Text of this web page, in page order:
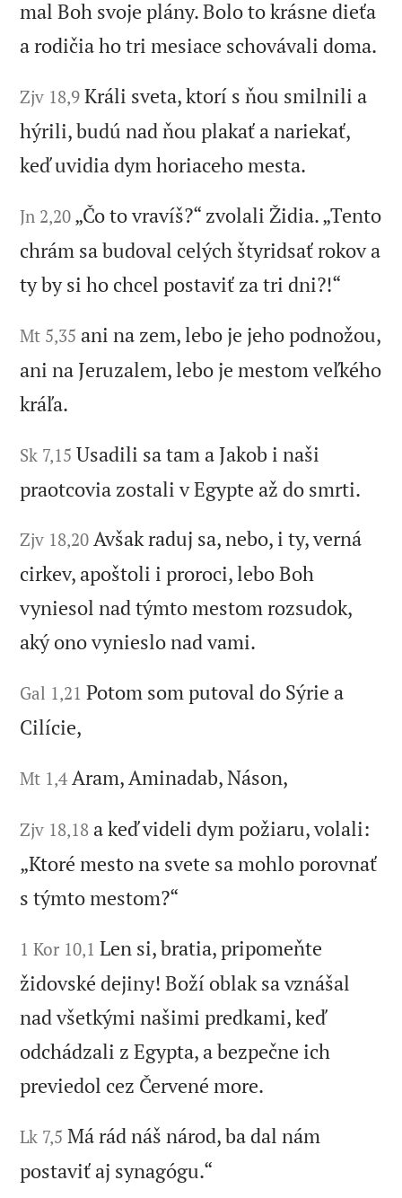
mal Boh svoje plány. Bolo to krásne dieťa
a rodičia ho tri mesiace schovávali doma.
Zjv 18,9 Králi sveta, ktorí s ňou smilnili a
hýrili, budú nad ňou plakať a nariekať,
keď uvidia dym horiaceho mesta.
Jn 2,20 „Čo to vravíš?“ zvolali Židia. „Tento
chrám sa budoval celých štyridsať rokov a
ty by si ho chcel postaviť za tri dni?!“
Mt 5,35 ani na zem, lebo je jeho podnožou,
ani na Jeruzalem, lebo je mestom veľkého
kráľa.
Sk 7,15 Usadili sa tam a Jakob i naši
praotcovia zostali v Egypte až do smrti.
Zjv 18,20 Avšak raduj sa, nebo, i ty, verná
cirkev, apoštoli i proroci, lebo Boh
vyniesol nad týmto mestom rozsudok,
aký ono vynieslo nad vami.
Gal 1,21 Potom som putoval do Sýrie a
Cilície,
Mt 1,4 Aram, Aminadab, Náson,
Zjv 18,18 a keď videli dym požiaru, volali:
„Ktoré mesto na svete sa mohlo porovnať
s týmto mestom?“
1 Kor 10,1 Len si, bratia, pripomeňte
židovské dejiny! Boží oblak sa vznášal
nad všetkými našimi predkami, keď
odchádzali z Egypta, a bezpečne ich
previedol cez Červené more.
Lk 7,5 Má rád náš národ, ba dal nám
postaviť aj synagógu.“